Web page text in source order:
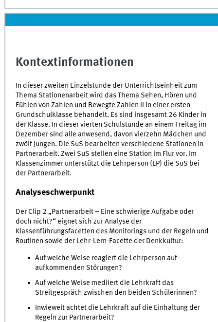
Kontextinformationen
In dieser zweiten Einzelstunde der Unterrichtseinheit zum
Thema Stationenarbeit wird das Thema Sehen, Hören und
Fühlen von Zahlen und Bewegte Zahlen II in einer ersten
Grundschulklasse behandelt. Es sind insgesamt 26 Kinder in
der Klasse. In dieser vierten Schulstunde an einem Freitag im
Dezember sind alle anwesend, davon vierzehn Mädchen und
zwölf Jungen. Die SuS bearbeiten verschiedene Stationen in
Partnerarbeit. Zwei SuS stellen eine Station im Flur vor. Im
Klassenzimmer unterstützt die Lehrperson (LP) die SuS bei
der Partnerarbeit.
Analyseschwerpunkt
Der Clip 2 „Partnerarbeit – Eine schwierige Aufgabe oder
doch nicht?“ eignet sich zur Analyse der
Klassenführungsfacetten des Monitorings und der Regeln und
Routinen sowie der Lehr-Lern-Facette der Denkkultur:
Auf welche Weise reagiert die Lehrperson auf
aufkommenden Störungen?
Auf welche Weise mediiert die Lehrkraft das
Streitgespräch zwischen den beiden Schülerinnen?
Inwieweit achtet die Lehrkraft auf die Einhaltung der
Regeln zur Partnerarbeit?